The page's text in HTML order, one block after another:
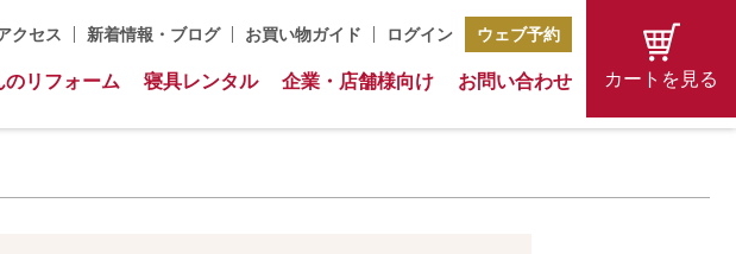
クセス 新着情報・ブログ お買い物ガイド ログイン ウェブ予約
のリフォーム 寝具レンタル 企業・店舗様向け お問い合わせ カートを見る